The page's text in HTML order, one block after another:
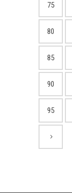
75
80
85
90
95